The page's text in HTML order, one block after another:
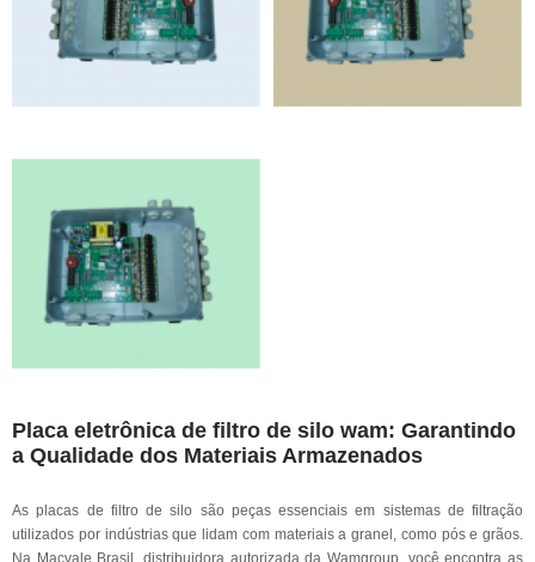
Placa eletrônica de filtro de silo wam: Garantindo
a Qualidade dos Materiais Armazenados
As placas de filtro de silo são peças essenciais em sistemas de filtração
utilizados por indústrias que lidam com materiais a granel, como pós e grãos.
Na Macvale Brasil, distribuidora autorizada da Wamgroup, você encontra as